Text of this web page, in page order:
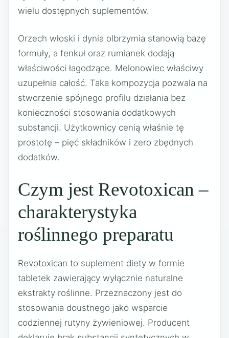
wielu dostępnych suplementów.
Orzech włoski i dynia olbrzymia stanowią bazę
formuły, a fenkuł oraz rumianek dodają
właściwości łagodzące. Melonowiec właściwy
uzupełnia całość. Taka kompozycja pozwala na
stworzenie spójnego profilu działania bez
konieczności stosowania dodatkowych
substancji. Użytkownicy cenią właśnie tę
prostotę – pięć składników i zero zbędnych
dodatków.
Czym jest Revotoxican –
charakterystyka
roślinnego preparatu
Revotoxican to suplement diety w formie
tabletek zawierający wyłącznie naturalne
ekstrakty roślinne. Przeznaczony jest do
stosowania doustnego jako wsparcie
codziennej rutyny żywieniowej. Producent